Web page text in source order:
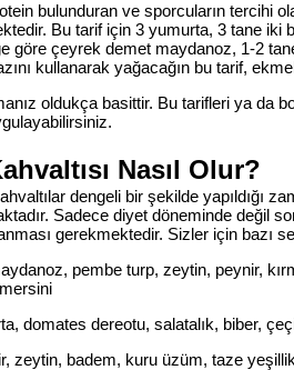
bulunduran ve sporcuların tercihi
Bu tarif için 3 yumurta, 3 tane iki
göre çeyrek demet maydanoz, 1-2
kullanarak yağacağın bu tarif,
oldukça basittir. Bu tarifleri ya da
Nasıl Olur?
dengeli bir şekilde yapıldığı
Sadece diyet döneminde değil
gerekmektedir. Sizler için bazı
pembe turp, zeytin, peynir,
domates dereotu, salatalık, biber,
zeytin, badem, kuru üzüm, taze